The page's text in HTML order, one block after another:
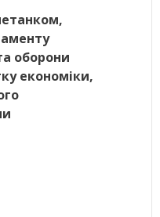
оборони
економіки,